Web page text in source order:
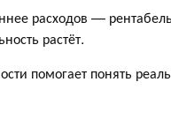
расходов —
растёт.
помогает понять